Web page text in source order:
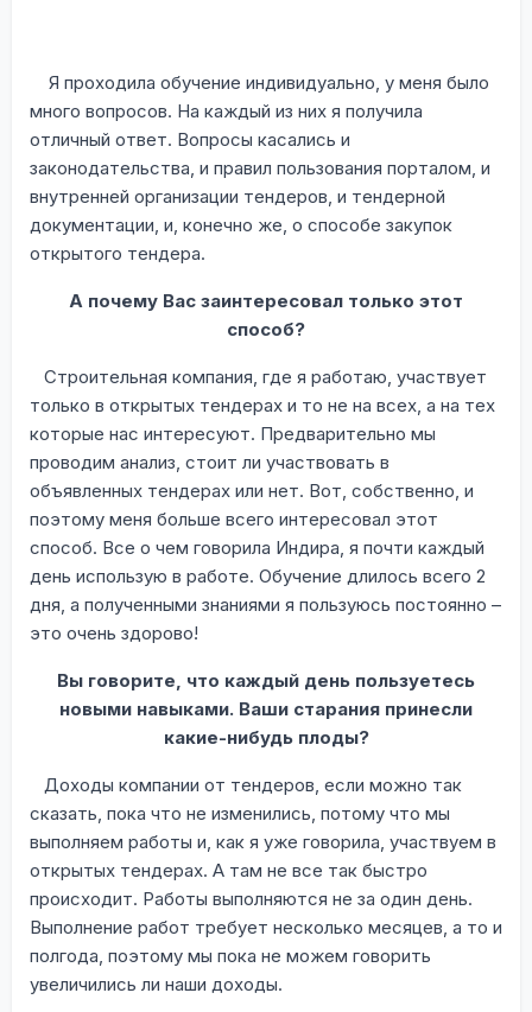
Я проходила обучение индивидуально, у меня было
много вопросов. На каждый из них я получила
отличный ответ. Вопросы касались и
законодательства, и правил пользования порталом, и
внутренней организации тендеров, и тендерной
документации, и, конечно же, о способе закупок
открытого тендера.
А почему Вас заинтересовал только этот
способ?
Строительная компания, где я работаю, участвует
только в открытых тендерах и то не на всех, а на тех
которые нас интересуют. Предварительно мы
проводим анализ, стоит ли участвовать в
объявленных тендерах или нет. Вот, собственно, и
поэтому меня больше всего интересовал этот
способ. Все о чем говорила Индира, я почти каждый
день использую в работе. Обучение длилось всего 2
дня, а полученными знаниями я пользуюсь постоянно –
это очень здорово!
Вы говорите, что каждый день пользуетесь
новыми навыками. Ваши старания принесли
какие-нибудь плоды?
Доходы компании от тендеров, если можно так
сказать, пока что не изменились, потому что мы
выполняем работы и, как я уже говорила, участвуем в
открытых тендерах. А там не все так быстро
происходит. Работы выполняются не за один день.
Выполнение работ требует несколько месяцев, а то и
полгода, поэтому мы пока не можем говорить
увеличились ли наши доходы.